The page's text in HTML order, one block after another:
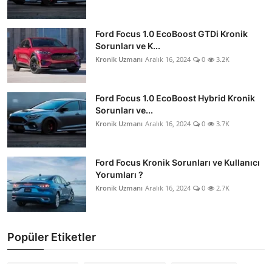
Ford Focus 1.0 EcoBoost GTDi Kronik
Sorunları ve K...
Kronik Uzmanı Aralık 16, 2024 0 3.2K
Ford Focus 1.0 EcoBoost Hybrid Kronik
Sorunları ve...
Kronik Uzmanı Aralık 16, 2024 0 3.7K
Ford Focus Kronik Sorunları ve Kullanıcı
Yorumları ?
Kronik Uzmanı Aralık 16, 2024 0 2.7K
Popüler Etiketler